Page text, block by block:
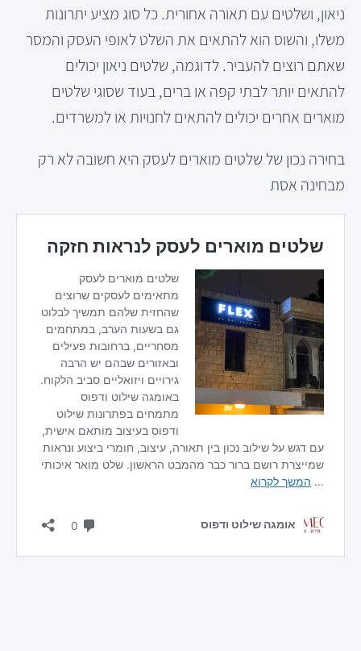
ניאון, ושלטים עם תאורה אחורית. כל סוג מציע יתרונות
משלו, והשוס הוא להתאים את השלט לאופי העסק והמסר
שאתם רוצים להעביר. לדוגמה, שלטים ניאון יכולים
להתאים יותר לבתי קפה או ברים, בעוד שסוגי שלטים
מוארים אחרים יכולים להתאים לחנויות או למשרדים.
בחירה נכון של שלטים מוארים לעסק היא חשובה לא רק
מבחינה אסת